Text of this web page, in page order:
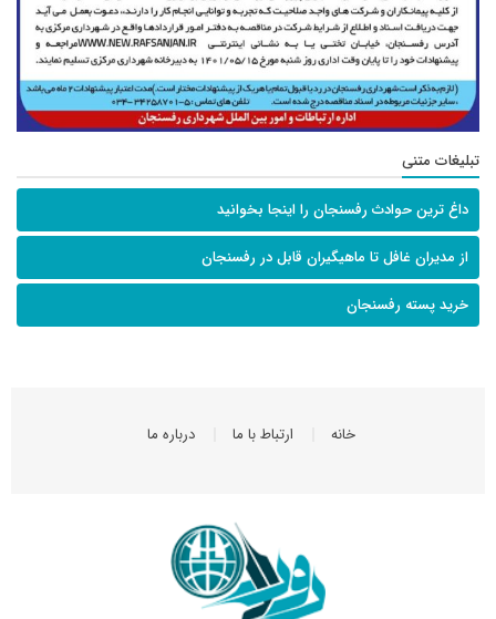
تبلیغات متنی
داغ ترین حوادث رفسنجان را اینجا بخوانید
از مدیران غافل تا ماهیگیران قابل در رفسنجان
خرید پسته رفسنجان
خانه ارتباط با ما درباره ما